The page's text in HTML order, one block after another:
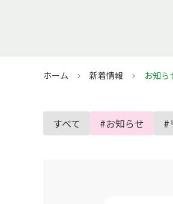
ホーム 新着情報 お知ら
すべて #お知らせ #